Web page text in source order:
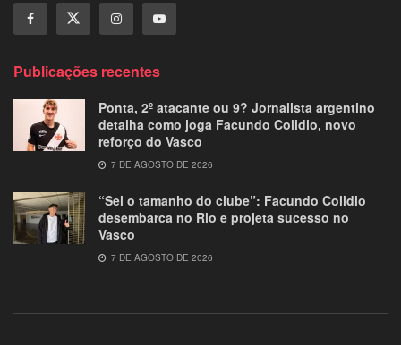
Publicações recentes
Ponta, 2º atacante ou 9? Jornalista argentino
detalha como joga Facundo Colidio, novo
reforço do Vasco
7 DE AGOSTO DE 2026
“Sei o tamanho do clube”: Facundo Colidio
desembarca no Rio e projeta sucesso no
Vasco
7 DE AGOSTO DE 2026